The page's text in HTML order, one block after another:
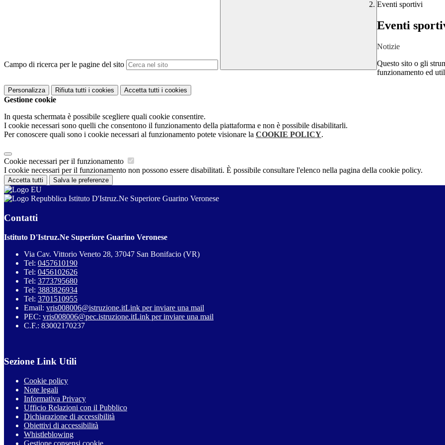
Campo di ricerca per le pagine del sito
Eventi sportivi
Eventi
Notizie
Questo sito o gli
funzionamento ed
Personalizza Rifiuta tutti i cookies Accetta tutti i cookies
Gestione cookie
In questa schermata è possibile scegliere quali cookie consentire.
I cookie necessari sono quelli che consentono il funzionamento della piattaforma e non è possibile disabilitarli.
Per conoscere quali sono i cookie necessari al funzionamento potete visionare la COOKIE POLICY.
Cookie necessari per il funzionamento
I cookie necessari per il funzionamento non possono essere disabilitati. È possibile consultare l'elenco nella pagina della cookie policy.
Accetta tutti Salva le preferenze
Istituto D'Istruz.Ne Superiore Guarino Veronese
Contatti
Istituto D'Istruz.Ne Superiore Guarino Veronese
Via Cav. Vittorio Veneto 28, 37047 San Bonifacio (VR)
Tel: 0457610190
Tel: 0456102626
Tel: 3773795680
Tel: 3883826934
Tel: 3701510955
Email: vris008006@istruzione.itLink per inviare una mail
PEC: vris008006@pec.istruzione.itLink per inviare una mail
C.F.: 83002170237
Sezione Link Utili
Cookie policy
Note legali
Informativa Privacy
Ufficio Relazioni con il Pubblico
Dichiarazione di accessibilità
Obiettivi di accessibilità
Whistleblowing
Gestione consensi cookie